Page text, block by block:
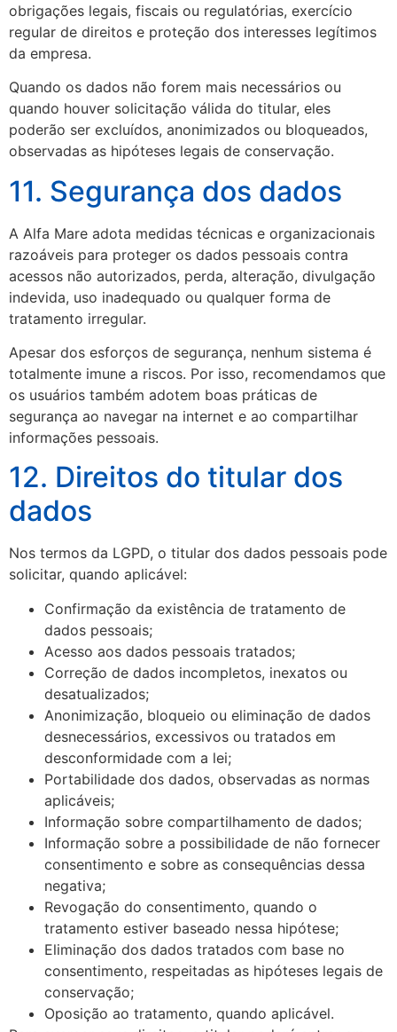
obrigações legais, fiscais ou regulatórias, exercício
regular de direitos e proteção dos interesses legítimos
da empresa.
Quando os dados não forem mais necessários ou
quando houver solicitação válida do titular, eles
poderão ser excluídos, anonimizados ou bloqueados,
observadas as hipóteses legais de conservação.
11. Segurança dos dados
A Alfa Mare adota medidas técnicas e organizacionais
razoáveis para proteger os dados pessoais contra
acessos não autorizados, perda, alteração, divulgação
indevida, uso inadequado ou qualquer forma de
tratamento irregular.
Apesar dos esforços de segurança, nenhum sistema é
totalmente imune a riscos. Por isso, recomendamos que
os usuários também adotem boas práticas de
segurança ao navegar na internet e ao compartilhar
informações pessoais.
12. Direitos do titular dos
dados
Nos termos da LGPD, o titular dos dados pessoais pode
solicitar, quando aplicável:
Confirmação da existência de tratamento de
dados pessoais;
Acesso aos dados pessoais tratados;
Correção de dados incompletos, inexatos ou
desatualizados;
Anonimização, bloqueio ou eliminação de dados
desnecessários, excessivos ou tratados em
desconformidade com a lei;
Portabilidade dos dados, observadas as normas
aplicáveis;
Informação sobre compartilhamento de dados;
Informação sobre a possibilidade de não fornecer
consentimento e sobre as consequências dessa
negativa;
Revogação do consentimento, quando o
tratamento estiver baseado nessa hipótese;
Eliminação dos dados tratados com base no
consentimento, respeitadas as hipóteses legais de
conservação;
Oposição ao tratamento, quando aplicável.